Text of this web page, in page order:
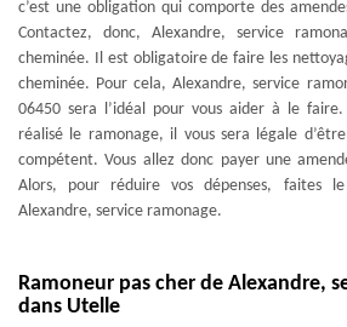
c’est une obligation qui comporte des
Contactez, donc, Alexandre, service
cheminée. Il est obligatoire de faire les
cheminée. Pour cela, Alexandre, service
06450 sera l’idéal pour vous aider à le faire.
réalisé le ramonage, il vous sera légale
compétent. Vous allez donc payer une
Alors, pour réduire vos dépenses, faites
Alexandre, service ramonage.
Ramoneur pas cher de Alexandre,
dans Utelle